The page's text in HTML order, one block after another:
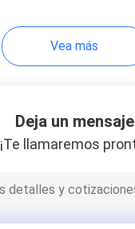
Vea más
Deja un mensaje
¡Te llamaremos